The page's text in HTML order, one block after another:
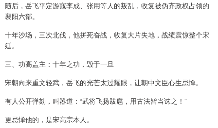
随后，岳飞平定游寇李成、张用等人的叛乱，收复被伪齐政权占领的
襄阳六部。
十年沙场，三次北伐，他拼死奋战，收复大片失地，战绩震惊整个宋
廷。
三、功高盖主：十年之功，毁于一旦
宋朝向来重文轻武，岳飞的光芒太过耀眼，让朝中文臣心生忌惮。
有人公开弹劾，叫嚣道：“武将飞扬跋扈，用古法皆当诛之！”
更忌惮他的，是宋高宗本人。